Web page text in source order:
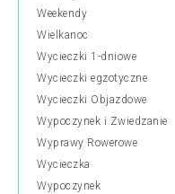
Weekendy
Wielkanoc
Wycieczki 1-dniowe
Wycieczki egzotyczne
Wycieczki Objazdowe
Wypoczynek i Zwiedzanie
Wyprawy Rowerowe
Wycieczka
Wypoczynek